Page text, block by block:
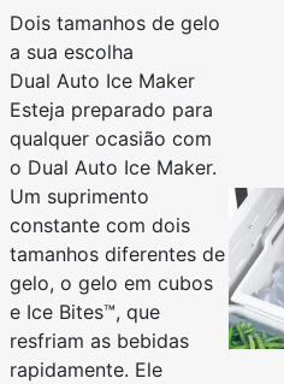
Dois tamanhos de gelo
a sua escolha
Dual Auto Ice Maker
Esteja preparado para
qualquer ocasião com
o Dual Auto Ice Maker.
Um suprimento
constante com dois
tamanhos diferentes de
gelo, o gelo em cubos
e Ice Bites™, que
resfriam as bebidas
rapidamente. Ele